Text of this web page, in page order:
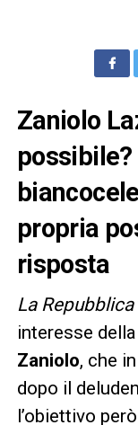
Zaniolo
propria
risposta
La Repubblica
interesse della
Zaniolo, che
dopo il
l’obiettivo